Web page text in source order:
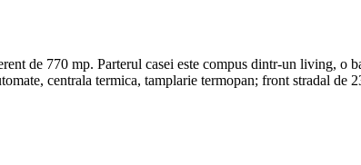
de 770 mp. Parterul casei este compus dintr-un living, o
centrala termica, tamplarie termopan; front stradal de